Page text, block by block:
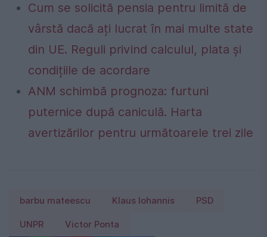
Cum se solicită pensia pentru limită de
vârstă dacă ați lucrat în mai multe state
din UE. Reguli privind calculul, plata și
condițiile de acordare
ANM schimbă prognoza: furtuni
puternice după caniculă. Harta
avertizărilor pentru următoarele trei zile
barbu mateescu Klaus Iohannis PSD
UNPR Victor Ponta